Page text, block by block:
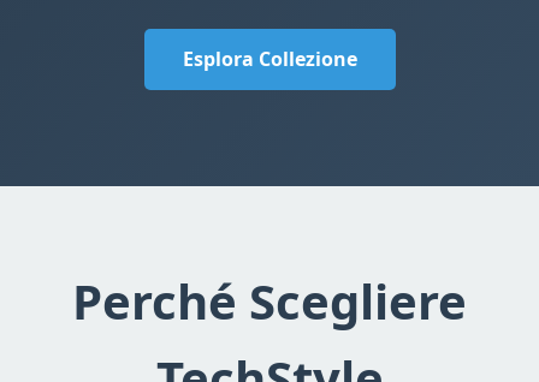
Esplora Collezione
Perché Scegliere